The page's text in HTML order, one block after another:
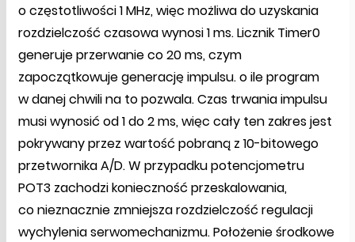
o częstotliwości 1 MHz, więc możliwa do uzyskania
rozdzielczość czasowa wynosi 1 ms. Licznik Timer0
generuje przerwanie co 20 ms, czym
zapoczątkowuje generację impulsu. o ile program
w danej chwili na to pozwala. Czas trwania impulsu
musi wynosić od 1 do 2 ms, więc cały ten zakres jest
pokrywany przez wartość pobraną z 10-bitowego
przetwornika A/D. W przypadku potencjometru
POT3 zachodzi konieczność przeskalowania,
co nieznacznie zmniejsza rozdzielczość regulacji
wychylenia serwomechanizmu. Położenie środkowe